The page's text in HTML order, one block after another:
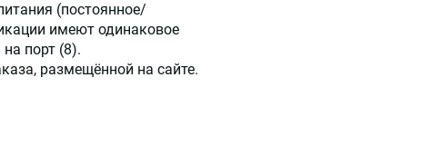
(постоянное/
имеют одинаковое
порт (8).
размещённой на сайте.